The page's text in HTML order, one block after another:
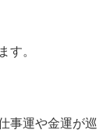
す。
事運や金運が巡